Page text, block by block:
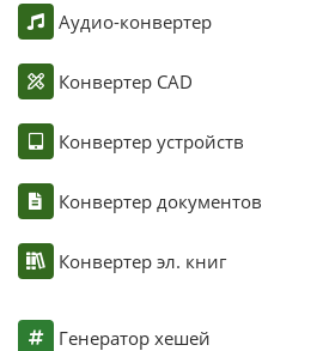
Аудио-конвертер
Конвертер CAD
Конвертер устройств
Конвертер документов
Конвертер эл. книг
Генератор хешей